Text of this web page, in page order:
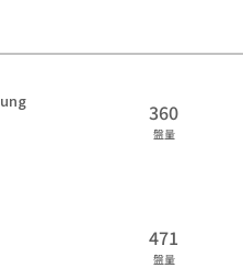
360
盤量
471
盤量